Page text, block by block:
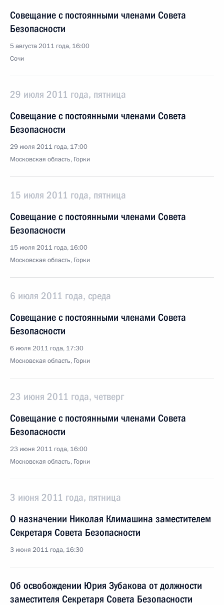
Совещание с постоянными членами Совета
Безопасности
5 августа 2011 года, 16:00
Сочи
29 июля 2011 года, пятница
Совещание с постоянными членами Совета
Безопасности
29 июля 2011 года, 17:00
Московская область, Горки
15 июля 2011 года, пятница
Совещание с постоянными членами Совета
Безопасности
15 июля 2011 года, 16:00
Московская область, Горки
6 июля 2011 года, среда
Совещание с постоянными членами Совета
Безопасности
6 июля 2011 года, 17:30
Московская область, Горки
23 июня 2011 года, четверг
Совещание с постоянными членами Совета
Безопасности
23 июня 2011 года, 16:00
Московская область, Горки
3 июня 2011 года, пятница
О назначении Николая Климашина заместителем
Секретаря Совета Безопасности
3 июня 2011 года, 16:30
Об освобождении Юрия Зубакова от должности
заместителя Секретаря Совета Безопасности